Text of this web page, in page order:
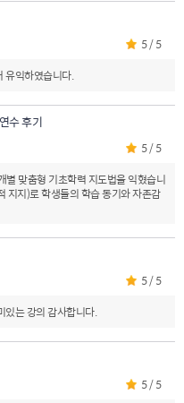
5 / 5
유익하였습니다.
수 후기
5 / 5
맞춤형 기초학력 지도법을 익혔습니
지지)로 학생들의 학습 동기와 자존감
5 / 5
있는 강의 감사합니다.
5 / 5